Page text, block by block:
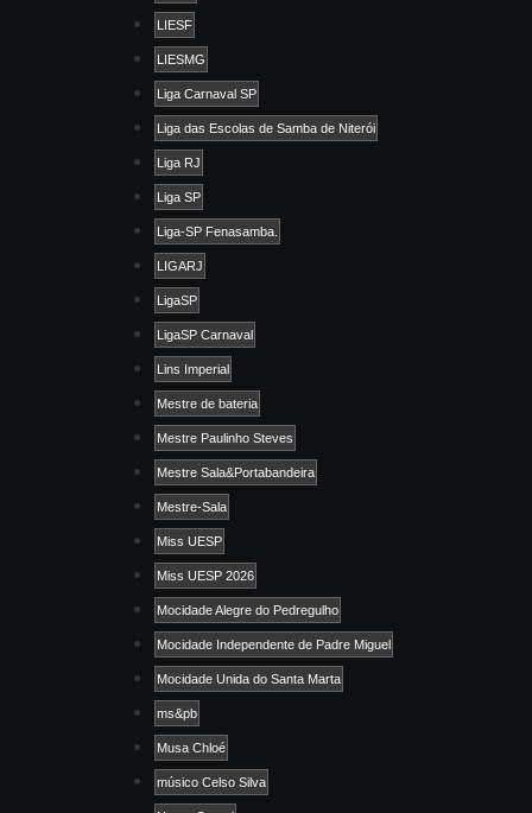
LIESF
LIESMG
Liga Carnaval SP
Liga das Escolas de Samba de Niterói
Liga RJ
Liga SP
Liga-SP Fenasamba.
LIGARJ
LigaSP
LigaSP Carnaval
Lins Imperial
Mestre de bateria
Mestre Paulinho Steves
Mestre Sala&Portabandeira
Mestre-Sala
Miss UESP
Miss UESP 2026
Mocidade Alegre do Pedregulho
Mocidade Independente de Padre Miguel
Mocidade Unida do Santa Marta
ms&pb
Musa Chloé
músico Celso Silva